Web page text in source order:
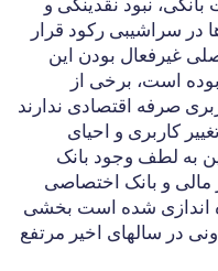
در سراشیبی رکود قرار
غیرفعال بودن این
بوده است، برخی از
صرفه اقتصادی ندارند
کاربری و احیای
به لطف وجود بانک
مالی و بانک اختصاصی
اندازی شده است بخشی
در سالهای اخیر مرتفع